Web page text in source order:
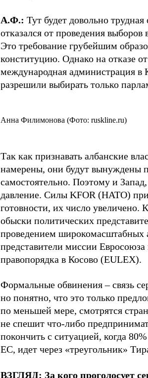
А.Ф.: Тут будет довольно
отказался от проведения
Это требование грубейшим
конституцию. Однако на отказе
международная администрация в
разрешили выбирать только
Анна Филимонова (Фото: ruskline.ru)
Так как признавать албанские
намерены, они будут вынуждены
самостоятельно. Поэтому и
давление. Силы KFOR (НАТО)
готовности, их число увеличено.
обыски политических
проведением широкомасштабных
представители миссии Евросоюза
правопорядка в Косово (EULEX).
Формальные обвинения – связь
но понятно, что это только
по меньшей мере, смотрятся
не спешит что-либо
покончить с ситуацией, когда
ЕС, идет через «треугольник»
ВЗГЛЯД: За кого проголосует